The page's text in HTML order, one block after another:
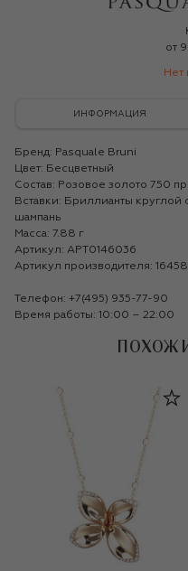
от
Нет
ИНФОРМАЦИЯ
Бренд: Pasquale Bruni
Цвет: Бесцветный
Состав: Розовое золото 750
Вставки: Бриллианты круглой
шампань
Масса: 7.88 г
Артикул: APT0146036
Артикул производителя:
Телефон: +7(495) 935-77-90
Время работы: 10:00 – 22:00